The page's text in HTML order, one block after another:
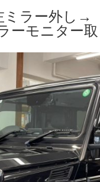
ミラー外し→
ーモニター取